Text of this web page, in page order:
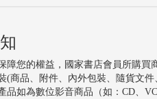
障您的權益，國家書店會員所購買
(商品、附件、內外包裝、隨貨文件
品如為數位影音商品（如：CD、